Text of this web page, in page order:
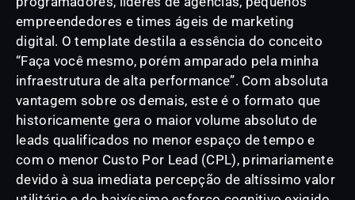
empreendedores e times ágeis de marketing
digital. O template destila a essência do conceito
“Faça você mesmo, porém amparado pela minha
infraestrutura de alta performance”. Com absoluta
vantagem sobre os demais, este é o formato que
historicamente gera o maior volume absoluto de
leads qualificados no menor espaço de tempo e
com o menor Custo Por Lead (CPL), primariamente
devido à sua imediata percepção de altíssimo valor